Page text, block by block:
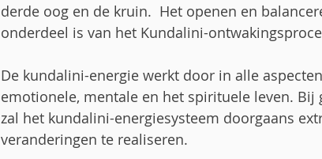
derde oog en de kruin.  Het openen en
onderdeel is van het Kundalini-
De kundalini-energie werkt door in alle
emotionele, mentale en het spirituele leven.
zal het kundalini-energiesysteem doorgaans
veranderingen te realiseren.